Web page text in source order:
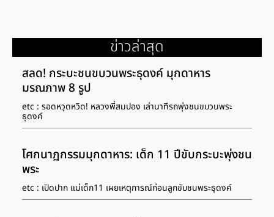
ได้ 1 เดือน 16 วัน ร่างกายสมบูรณ์แข็งแรงร่าเริง ตรวจหวย ตรวจ
สลากกินแบ่งรัฐบาล เลขเด็ดปฏิทินจีน 2567 รวมเลขปฏิทินจีนทุก
เดือนในปี 2567 สถิติหวยออก งวด 16 ธันวาคม ออกเลขไหนบ้าง
เลขเด็ดงวดนี้ 16/12/67 สถิติหวยออกวันจันทร์ ย้อนหลัง 10 ปี โดย
ลูกวัวตัวดังกล่าวเป็นวัวเพศเมีย แต่ที่แปลกคือมีขา งอกโผล่ออกมาที่
ด้านหลังอีก 1 ข้างรวมเป็น 5 ขา หางเพิ่มมาอีก 1 หาง เป็น 2 หาง
และมีอวัยวะเพศผู้โผล่ออกมาด้วย แต่หลวงพ่อที่วัดในหมู่บ้านให้เรียก
อวัยวะเพศผู้ที่โผล่ออกมาเพิ่มว่า “ถุงเงินถุงทอง” เพราะมีลักษณะ
ข่าวล่าสุด
สลด! กระบะชนขบวนพระธุดงค์ มุกดาหาร
มรณภาพ 8 รูป
etc : รอดหวุดหวิด! หลวงพี่สมปอง เล่านาทีรถพุ่งชนขบวนพระ
ธุดงค์
โศกนาฏกรรมมุกดาหาร: เด็ก 11 ปีขับกระบะพุ่งชน
พระ
etc : เปิดปาก แม่เด็ก11 เผยเหตุการณ์ก่อนลูกขับชนพระธุดงค์